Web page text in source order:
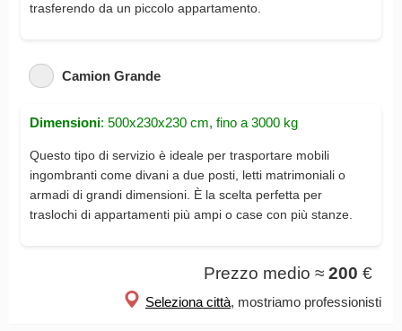
trasferendo da un piccolo appartamento.
Camion Grande
Dimensioni: 500x230x230 cm, fino a 3000 kg
Questo tipo di servizio è ideale per trasportare mobili
ingombranti come divani a due posti, letti matrimoniali o
armadi di grandi dimensioni. È la scelta perfetta per
traslochi di appartamenti più ampi o case con più stanze.
Prezzo medio ≈ 200 €
Seleziona città, mostriamo professionisti